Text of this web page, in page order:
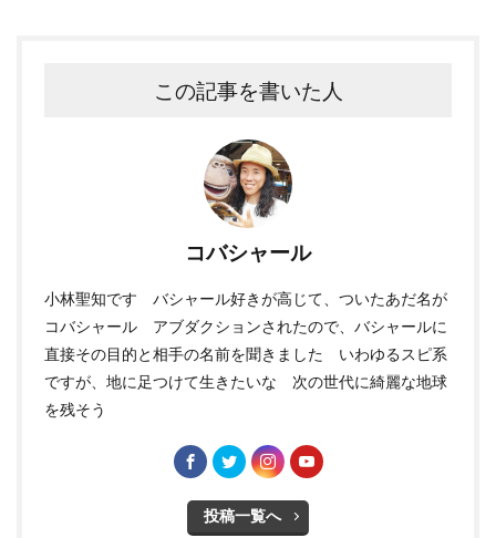
この記事を書いた人
コバシャール
小林聖知です バシャール好きが高じて、ついたあだ名が
コバシャール アブダクションされたので、バシャールに
直接その目的と相手の名前を聞きました いわゆるスピ系
ですが、地に足つけて生きたいな 次の世代に綺麗な地球
を残そう
投稿一覧へ